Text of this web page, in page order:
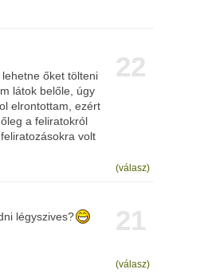
22
őket tölteni
látok belőle, úgy
elrontottam, ezért
a feliratokról
volt
(válasz)
21
légyszives?
(válasz)